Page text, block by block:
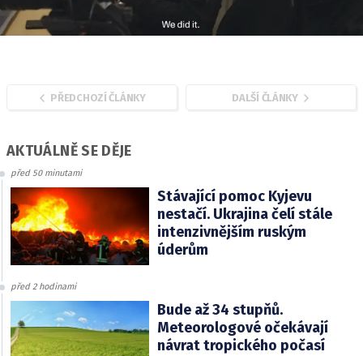
PŘEDCHOZÍ ČLÁNKY DALŠÍ ČLÁNKY
AKTUÁLNĚ SE DĚJE
před 50 minutami
Stávající pomoc Kyjevu
nestačí. Ukrajina čelí stále
intenzivnějším ruským
úderům
před 2 hodinami
Bude až 34 stupňů.
Meteorologové očekávají
návrat tropického počasí